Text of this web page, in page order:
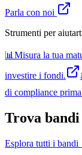
Parla con noi
Strumenti per
📊 Misura la tua
investire i fondi.
di compliance
Trova
Esplora tutti i